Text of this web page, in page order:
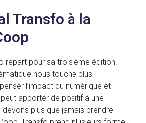
Transfo à la
repart pour sa troisième édition.
nous touche plus
l’impact du numérique et
peut apporter de positif à une
plus que jamais prendre